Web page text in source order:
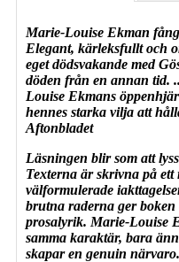
Marie-Louise Ekman
Elegant, kärleksfullt och
eget dödsvakande med
döden från en annan tid.
Louise Ekmans
hennes starka vilja att
Aftonbladet
Läsningen blir som att
Texterna är skrivna på
välformulerade
brutna raderna ger
prosalyrik. Marie-Louise
samma karaktär, bara
skapar en genuin